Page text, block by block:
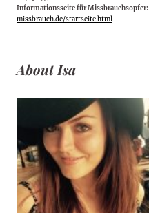
Informationsseite für Missbrauchsopfer:
missbrauch.de/startseite.html
About Isa